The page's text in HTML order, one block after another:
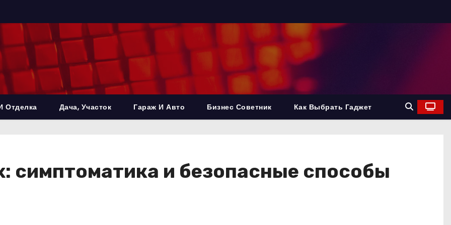
Отделка Дача, Участок Гараж И Авто Бизнес Советник Как Выбрать Гаджет
симптоматика и безопасные способы